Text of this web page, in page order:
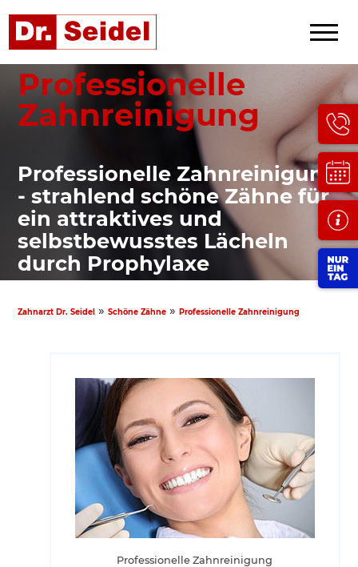
Zahnarzt Dr. Seidel »Schöne Zähne »Professionelle Zahnreinigung
Professionelle
Zahnreinigung
Professionelle Zahnreinigung
- strahlend schöne Zähne für
ein attraktives und
selbstbewusstes Lächeln
durch Prophylaxe
Professionelle Zahnreinigung